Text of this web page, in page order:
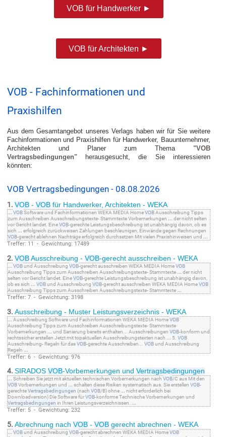
VOB für Handwerker ►
VOB für Architekten ►
VOB - Fachinformationen und
Praxishilfen
Aus dem Gesamtangebot unseres Verlags haben wir für Sie weitere
Fachinformationen und Praxishilfen für Handwerker, Bauunternehmer,
Architekten und Planer zum Thema "VOB
Vertragsbedingungen"herausgesucht, die Sie interessieren
könnten:
VOB Vertragsbedingungen - 08.08.2026
1. VOB- VOBfür Handwerker, Architekten - WEKA
... VOBSoftware und Fachinformationen WEKA MEDIA HomeVOBAusschreibung Tipps
zum Ausschreiben Ausschreibungstexte- Stammtexte Vorbemerkungen ... der nicht selten
vor Gericht landet. EineVOB-gerechte Leistungsbeschreibung ist unabhängig davon, ob es
sich ... erfolgreich zurückweisen Zahlungen beschleunigen, Einwände gegen Rechnungen
VOB-gerecht ablehnen Nachträge erfolgreich durchsetzen Mit vielen Praxishinweisen und ...
Treffer: 11 - Gewichtung: 17489
2. VOBAusschreibung - VOB-gerecht ausschreiben - WEKA
... VOBund Ausschreibung VOB-gerecht ausschreiben WEKA MEDIA HomeVOB
Ausschreibung Tipps zum Ausschreiben Ausschreibungstexte- Stammtexte ... der nicht
selten vor Gericht landet. EineVOB-gerechte Leistungsbeschreibung ist unabhängig davon,
ob es sich ... VOBund Ausschreibung VOB-gerecht ausschreiben WEKA MEDIA HomeVOB
Ausschreibung Tipps zum Ausschreiben Ausschreibungstexte- Stammtexte ...
Treffer: 7 - Gewichtung: 3198
3. Ausschreibung - Muster Leistungsverzeichnis - WEKA
... Ausschreibung Software und Fachinformationen WEKA MEDIA HomeVOB
Ausschreibung Tipps zum Ausschreiben Ausschreibungstexte- Stammtexte
Vorbemerkungen ... und Sanierung bereits enthalten... Ausschreibungen VOB-konform und
rechtssicher erstellen Jetzt mit topaktuellen Ausschreibungstexten nach ... 5. VOB
Ausschreibung- Regeln für dasVOB-gerechte Ausschreiben... VOBund Ausschreibung
Regeln ...
Treffer: 6 - Gewichtung: 976
4. SIRADOS VOB-Vorbemerkungen und Vertragsbedingungen
... Schreiben Sie jetzt mit aktuellen technischen Vorbemerkungen nach VOB/C aus Mit den
VOBVorbemerkungen und ... schalten diese Risiken systematisch aus. Sie erstellen VOB-
gerechteVertragsbedingungen (nach VOB/B) ohne ... nicht erforderlich bei
Downloadversion) Die Software fürVOB-konforme Technische Vorbemerkungen und
Vertragsbedingungen in Ihren Leistungsverzeichnissen. ...
Treffer: 5 - Gewichtung: 232
5. Abrechnung nach VOB- VOBgerecht abrechnen - WEKA
... VOBund Ausschreibung VOB-gerecht abrechnen WEKA MEDIA HomeVOB